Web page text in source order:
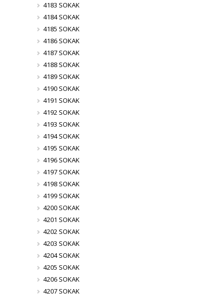
4183 SOKAK
4184 SOKAK
4185 SOKAK
4186 SOKAK
4187 SOKAK
4188 SOKAK
4189 SOKAK
4190 SOKAK
4191 SOKAK
4192 SOKAK
4193 SOKAK
4194 SOKAK
4195 SOKAK
4196 SOKAK
4197 SOKAK
4198 SOKAK
4199 SOKAK
4200 SOKAK
4201 SOKAK
4202 SOKAK
4203 SOKAK
4204 SOKAK
4205 SOKAK
4206 SOKAK
4207 SOKAK